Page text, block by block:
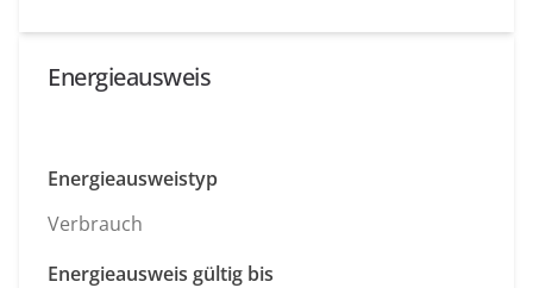
Energieausweis
Energieausweistyp
Verbrauch
Energieausweis gültig bis